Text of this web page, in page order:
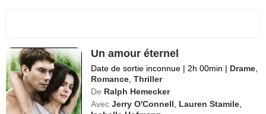
Un amour éternel
Date de sortie inconnue | 2h 00min | Drame
Romance ,Thriller
De Ralph Hemecker
Avec Jerry O'Connell Lauren Stamile